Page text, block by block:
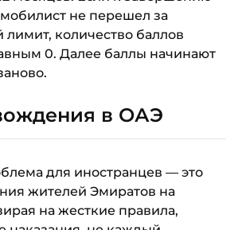
не перешел за
количество баллов
0. Далее баллы начинают
в ОАЭ
для иностранцев — это
жителей Эмиратов на
на жесткие правила,